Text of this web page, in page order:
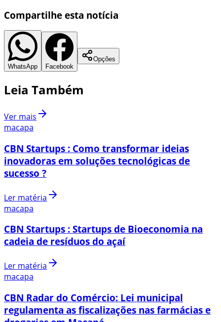
Compartilhe esta notícia
WhatsApp Facebook
Opções
Leia Também
Ver mais
macapa
CBN Startups : Como transformar ideias
inovadoras em soluções tecnológicas de
sucesso ?
Ler matéria
macapa
CBN Startups : Startups de Bioeconomia na
cadeia de resíduos do açaí
Ler matéria
macapa
CBN Radar do Comércio: Lei municipal
regulamenta as fiscalizações nas farmácias e